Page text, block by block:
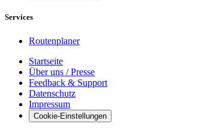
Services
Routenplaner
Startseite
Über uns / Presse
Feedback & Support
Datenschutz
Impressum
Cookie-Einstellungen